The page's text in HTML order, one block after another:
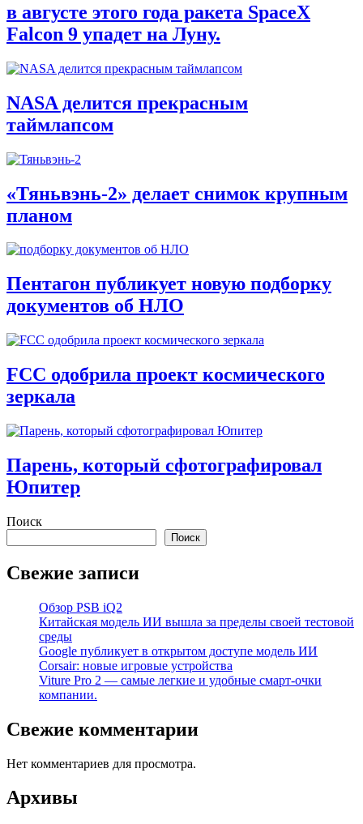
в августе этого года ракета SpaceX
Falcon 9 упадет на Луну.
NASA делится прекрасным
таймлапсом
«Тяньвэнь-2» делает снимок крупным
планом
Пентагон публикует новую подборку
документов об НЛО
FCC одобрила проект космического
зеркала
Парень, который сфотографировал
Юпитер
Поиск
Поиск
Свежие записи
Обзор PSB iQ2
Китайская модель ИИ вышла за пределы своей тестовой
среды
Google публикует в открытом доступе модель ИИ
Corsair: новые игровые устройства
Viture Pro 2 — самые легкие и удобные смарт-очки
компании.
Свежие комментарии
Нет комментариев для просмотра.
Архивы